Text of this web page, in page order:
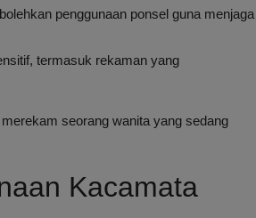
penggunaan ponsel guna menjaga
termasuk rekaman yang
seorang wanita yang sedang
Kacamata